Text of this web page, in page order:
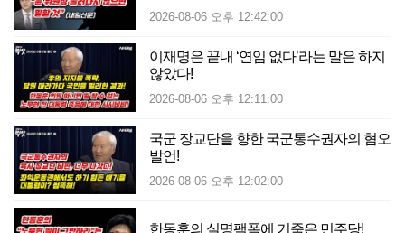
2026-08-06 오후 12:42:00
이재명은 끝내 ‘연임 없다’라는 말은 하지
않았다!
2026-08-06 오후 12:11:00
국군 장교단을 향한 국군통수권자의 혐오
발언!
2026-08-06 오후 12:02:00
한동훈의 실명팩폭에 기죽은 민주당!